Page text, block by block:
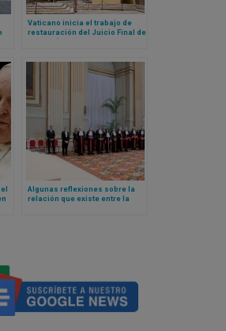
Vaticano inicia el trabajo de
restauración del Juicio Final de
Miguel Ángel en Capilla Sixtina
Algunas reflexiones sobre la
relación que existe entre la